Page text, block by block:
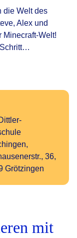
die Welt des
Alex und
Minecraft-Welt!
36,
Grötzingen
mit